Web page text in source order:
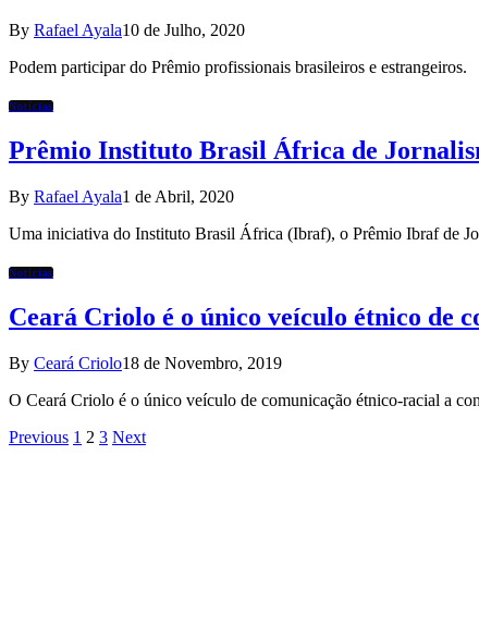
By Rafael Ayala10 de Julho, 2020
Podem participar do Prêmio profissionais brasileiros e estrangeiros.
Notícias
Prêmio Instituto Brasil África de
By Rafael Ayala1 de Abril, 2020
Uma iniciativa do Instituto Brasil África (Ibraf), o Prêmio Ibraf de
Notícias
Ceará Criolo é o único veículo étnico de
By Ceará Criolo18 de Novembro, 2019
O Ceará Criolo é o único veículo de comunicação étnico-racial a
Previous 1 2 3 Next